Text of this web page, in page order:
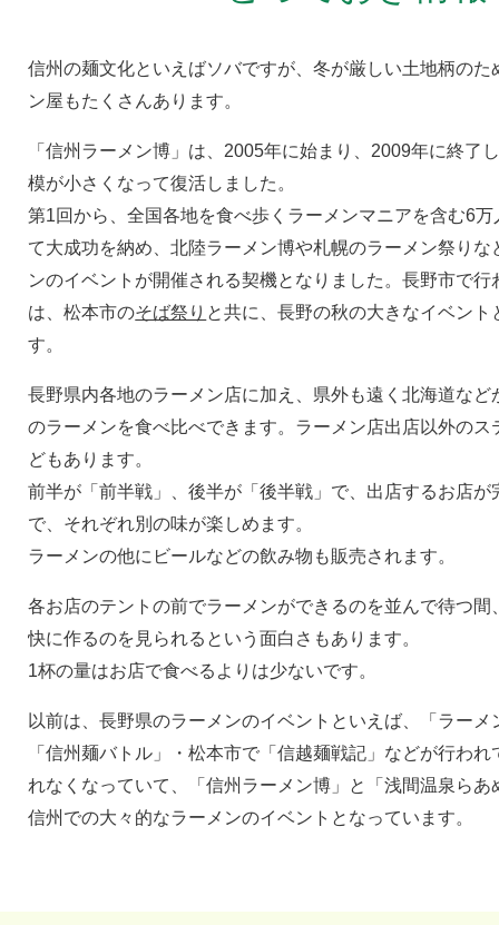
信州の麺文化といえばソバですが、冬が厳しい土地柄のた
ン屋もたくさんあります。
「信州ラーメン博」は、2005年に始まり、2009年に終了
模が小さくなって復活しました。
第1回から、全国各地を食べ歩くラーメンマニアを含む6
て大成功を納め、北陸ラーメン博や札幌のラーメン祭りな
ンのイベントが開催される契機となりました。長野市で
は、松本市のそば祭り と共に、長野の秋の大きなイベント
す。
長野県内各地のラーメン店に加え、県外も遠く北海道など
のラーメンを食べ比べできます。ラーメン店出店以外のス
どもあります。
前半が「前半戦」、後半が「後半戦」で、出店するお店が
で、それぞれ別の味が楽しめます。
ラーメンの他にビールなどの飲み物も販売されます。
各お店のテントの前でラーメンができるのを並んで待つ間
快に作るのを見られるという面白さもあります。
1杯の量はお店で食べるよりは少ないです。
以前は、長野県のラーメンのイベントといえば、「ラー
「信州麺バトル」・松本市で「信越麺戦記」などが行わ
れなくなっていて、「信州ラーメン博」と「浅間温泉らあ
信州での大々的なラーメンのイベントとなっています。